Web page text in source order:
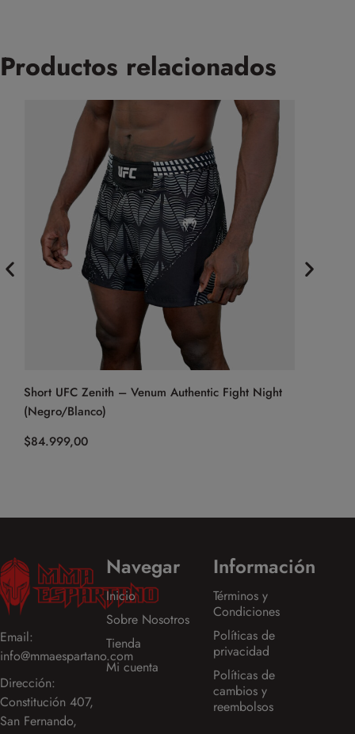
Productos relacionados
Short UFC Zenith – Venum Authentic Fight Night
(Negro/Blanco)
$84.999,00
Email:
info@mmaespartano.com
Dirección:
Constitución 407,
San Fernando,
Navegar
Inicio
Sobre Nosotros
Tienda
Mi cuenta
Información
Términos y
Condiciones
Políticas de
privacidad
Políticas de
cambios y
reembolsos